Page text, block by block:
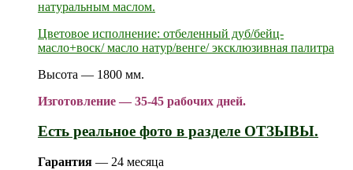
натуральным маслом.
Цветовое исполнение: отбеленный дуб/бейц-
масло+воск/ масло натур/венге/ эксклюзивная палитра
Высота — 1800 мм.
Изготовление — 35-45 рабочих дней.
Есть реальное фото в разделе ОТЗЫВЫ.
Гарантия — 24 месяца